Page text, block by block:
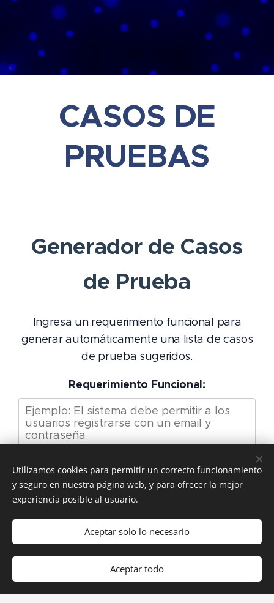
CASOS DE
PRUEBAS
Generador de Casos
de Prueba
Ingresa un requerimiento funcional para
generar automáticamente una lista de casos
de prueba sugeridos.
Requerimiento Funcional:
Generar Casos de Prueba
Casos de Prueba Sugeridos:
Utilizamos cookies para permitir un correcto funcionamiento
y seguro en nuestra página web, y para ofrecer la mejor
experiencia posible al usuario.
Aceptar solo lo necesario
Aceptar todo